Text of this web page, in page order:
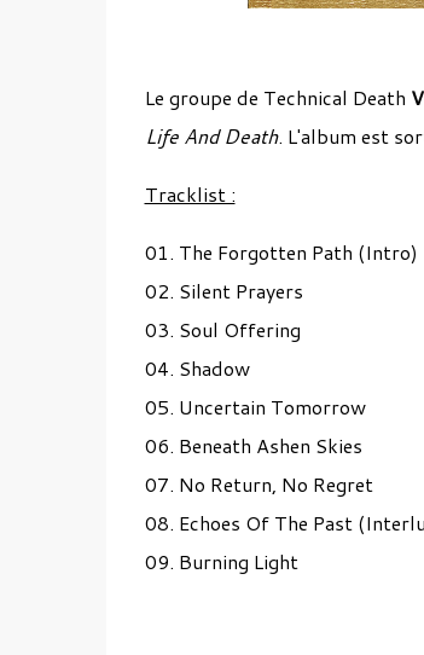
Le groupe de Technical Death
Life And Death. L'album est
Tracklist :
01. The Forgotten Path (Intro)
02. Silent Prayers
03. Soul Offering
04. Shadow
05. Uncertain Tomorrow
06. Beneath Ashen Skies
07. No Return, No Regret
08. Echoes Of The Past
09. Burning Light